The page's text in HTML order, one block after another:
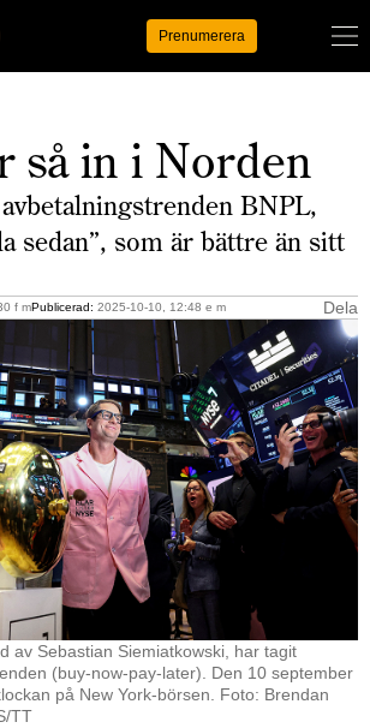
Prenumerera
så in i Norden
BNPL,
sedan”, som är bättre än sitt
f mPublicerad: 2025-10-10, 12:48 e m Dela
av Sebastian Siemiatkowski, har tagit
(buy-now-pay-later). Den 10 september
på New York-börsen. Foto: Brendan
TT